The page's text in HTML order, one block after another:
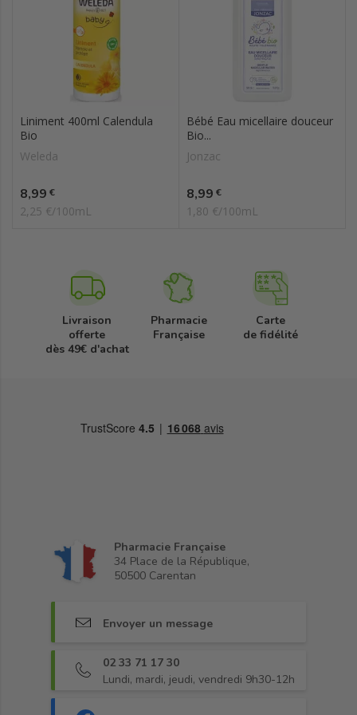
Liniment 400ml Calendula
Bio
Weleda
Prix
8,99 €
2,25 €/100mL
Bébé Eau micellaire douceur
Bio...
Jonzac
Prix
8,99 €
1,80 €/100mL
Livraison
offerte
dès 49€ d'achat
Pharmacie
Française
Carte
de fidélité
Pharmacie Française
34 Place de la République,
50500 Carentan
Envoyer un message
02 33 71 17 30
Lundi, mardi, jeudi, vendredi 9h30-12h